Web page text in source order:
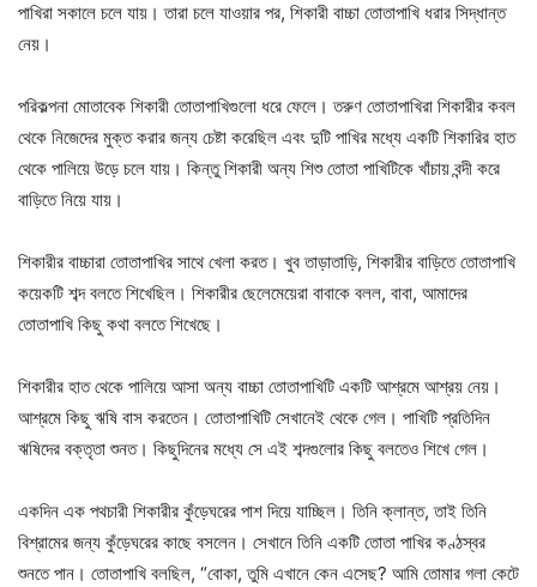
পাখিরা সকালে চলে যায়। তারা চলে যাওয়ার পর, শিকারী বাচ্চা তোতাপাখি ধরার সিদ্ধান্ত
নেয়।
পরিকল্পনা মোতাবেক শিকারী তোতাপাখিগুলো ধরে ফেলে। তরুণ তোতাপাখিরা শিকারীর কবল
থেকে নিজেদের মুক্ত করার জন্য চেষ্টা করেছিল এবং দুটি পাখির মধ্যে একটি শিকারির হাত
থেকে পালিয়ে উড়ে চলে যায়। কিন্তু শিকারী অন্য শিশু তোতা পাখিটিকে খাঁচায় বন্দী করে
বাড়িতে নিয়ে যায়।
শিকারীর বাচ্চারা তোতাপাখির সাথে খেলা করত। খুব তাড়াতাড়ি, শিকারীর বাড়িতে তোতাপাখি
কয়েকটি শব্দ বলতে শিখেছিল। শিকারীর ছেলেমেয়েরা বাবাকে বলল, বাবা, আমাদের
তোতাপাখি কিছু কথা বলতে শিখেছে।
শিকারীর হাত থেকে পালিয়ে আসা অন্য বাচ্চা তোতাপাখিটি একটি আশ্রমে আশ্রয় নেয়।
আশ্রমে কিছু ঋষি বাস করতেন। তোতাপাখিটি সেখানেই থেকে গেল। পাখিটি প্রতিদিন
ঋষিদের বক্তৃতা শুনত। কিছুদিনের মধ্যে সে এই শব্দগুলোর কিছু বলতেও শিখে গেল।
একদিন এক পথচারী শিকারীর কুঁড়েঘরের পাশ দিয়ে যাচ্ছিল। তিনি ক্লান্ত, তাই তিনি
বিশ্রামের জন্য কুঁড়েঘরের কাছে বসলেন। সেখানে তিনি একটি তোতা পাখির কণ্ঠস্বর
শুনতে পান। তোতাপাখি বলছিল, “বোকা, তুমি এখানে কেন এসেছ? আমি তোমার গলা কেটে